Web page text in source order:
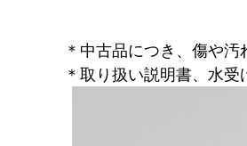
＊中古品につき、傷や汚
＊取り扱い説明書、水受